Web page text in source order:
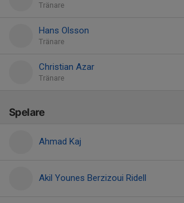
Tränare
Hans Olsson
Tränare
Christian Azar
Tränare
Spelare
Ahmad Kaj
Akil Younes Berzizoui Ridell